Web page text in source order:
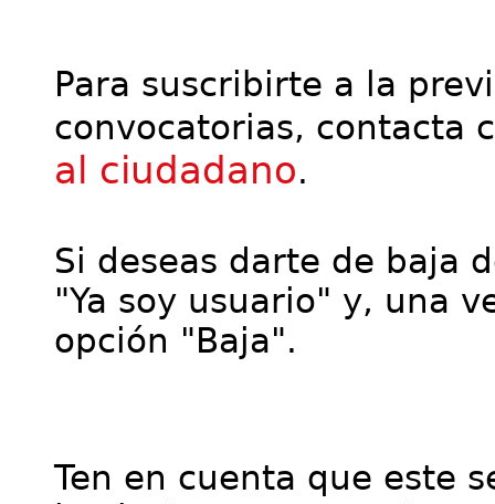
Para suscribirte a la
convocatorias, contacta
al ciudadano.
Si deseas darte de baja
"Ya soy usuario" y, una
opción "Baja".
Ten en cuenta que este